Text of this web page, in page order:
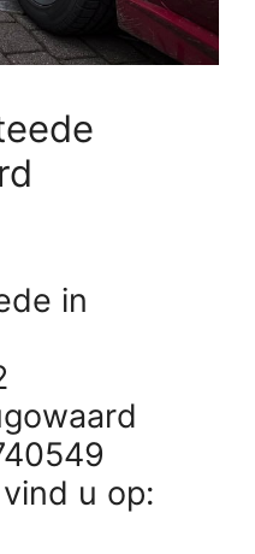
in
u op: